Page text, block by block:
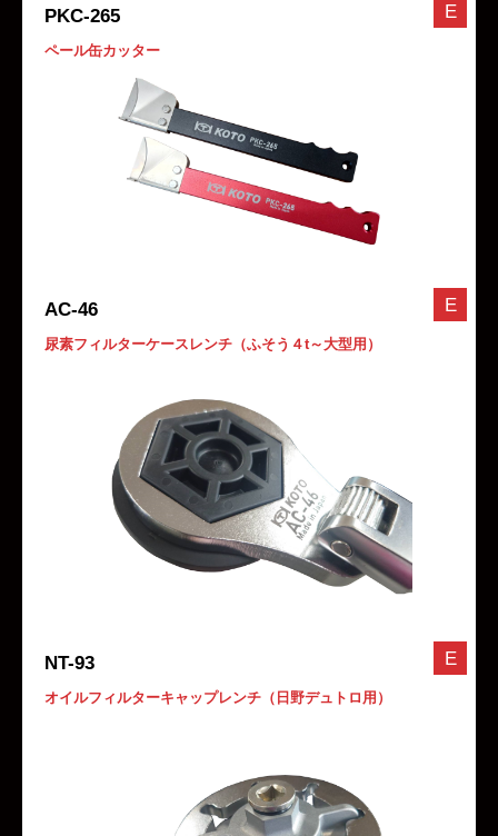
PKC-265
ペール缶カッター
E
AC-46
尿素フィルターケースレンチ（ふそう４t～大型用）
E
NT-93
オイルフィルターキャップレンチ（日野デュトロ用）
E